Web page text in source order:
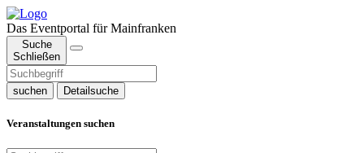
Das Eventportal für Mainfranken
Suche
Schließen
suchen Detailsuche
Veranstaltungen suchen